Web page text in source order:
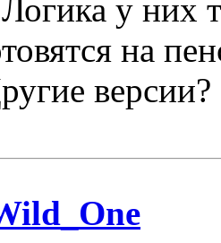
у них
на
версии?